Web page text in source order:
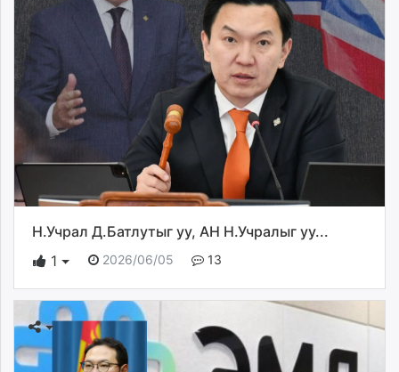
Н.Учрал Д.Батлутыг уу, АН Н.Учралыг уу...
1
2026/06/05 13